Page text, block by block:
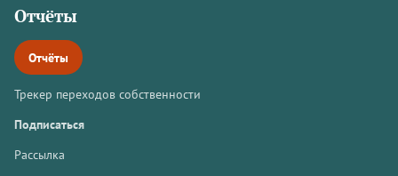
Отчёты
Отчёты
Трекер переходов собственности
Подписаться
Рассылка